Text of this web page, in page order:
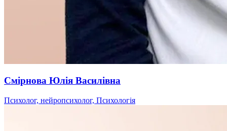
Смірнова Юлія Василівна
Психолог, нейропсихолог, Психологія